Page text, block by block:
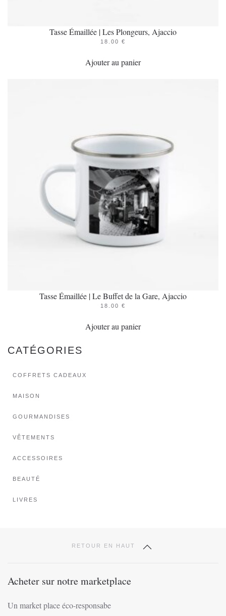
Tasse Émaillée | Les Plongeurs, Ajaccio
18.00 €
Ajouter au panier
Tasse Émaillée | Le Buffet de la Gare, Ajaccio
18.00 €
Ajouter au panier
CATÉGORIES
COFFRETS CADEAUX
MAISON
GOURMANDISES
VÊTEMENTS
ACCESSOIRES
BEAUTÉ
LIVRES
RETOUR EN HAUT
Acheter sur notre marketplace
Un market place éco-responsabe